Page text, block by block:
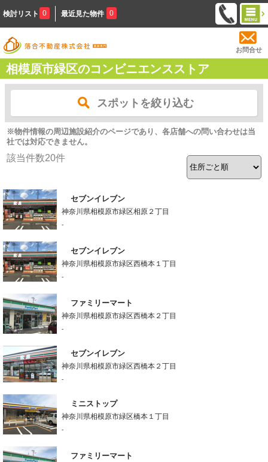
検討リスト 0 最近見た物件 0
お問合せ
相模原市緑区のコンビニエンスストア
スポットを絞り込む
※物件情報の周辺施設紹介のページであり、各店舗への問い合わせは当
社では対応できません。
該当件数20件
セブンイレブン
神奈川県相模原市緑区相原２丁目
-
セブンイレブン
神奈川県相模原市緑区西橋本１丁目
-
ファミリーマート
神奈川県相模原市緑区西橋本２丁目
-
セブンイレブン
神奈川県相模原市緑区西橋本２丁目
-
ミニストップ
神奈川県相模原市緑区橋本１丁目
-
ファミリーマート